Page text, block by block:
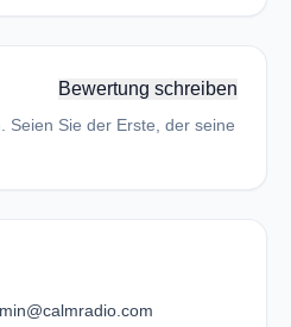
Bewertung schreiben
Seien Sie der Erste, der seine